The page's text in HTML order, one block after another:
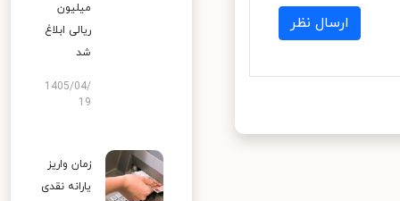
ارسال نظر
میلیون
ریالی ابلاغ
شد
1405/04/
19
زمان واریز
یارانه نقدی